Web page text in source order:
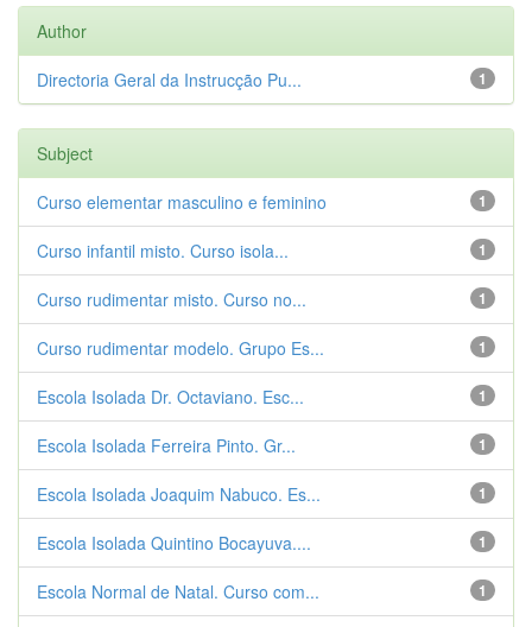
Author
1
Directoria Geral da Instrucção Pu...
Subject
1
Curso elementar masculino e feminino
1
Curso infantil misto. Curso isola...
1
Curso rudimentar misto. Curso no...
1
Curso rudimentar modelo. Grupo Es...
1
Escola Isolada Dr. Octaviano. Esc...
1
Escola Isolada Ferreira Pinto. Gr...
1
Escola Isolada Joaquim Nabuco. Es...
1
Escola Isolada Quintino Bocayuva....
1
Escola Normal de Natal. Curso com...